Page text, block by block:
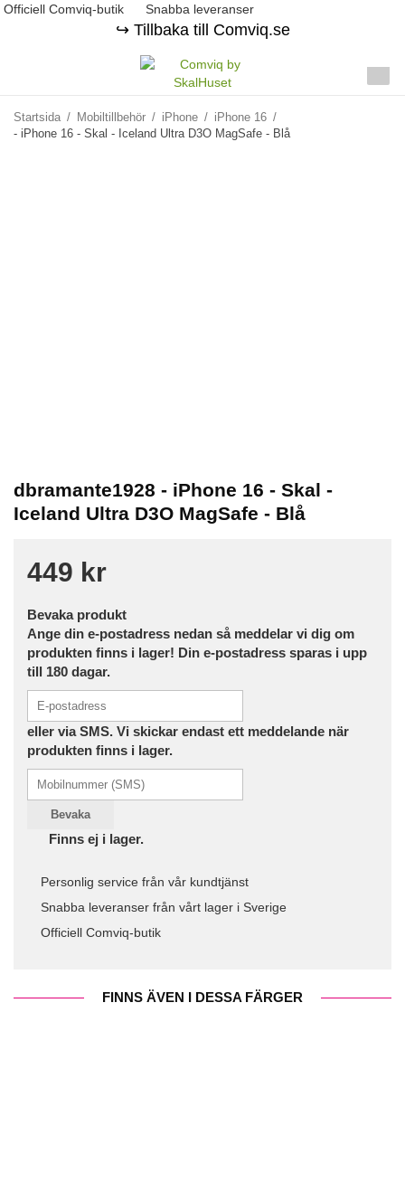
Officiell Comviq-butik Snabba leveranser
↪️ Tillbaka till Comviq.se
Startsida / Mobiltillbehör / iPhone / iPhone 16 /
- iPhone 16 - Skal - Iceland Ultra D3O MagSafe - Blå
dbramante1928 - iPhone 16 - Skal -
Iceland Ultra D3O MagSafe - Blå
449 kr
Bevaka produkt
Ange din e-postadress nedan så meddelar vi dig om
produkten finns i lager! Din e-postadress sparas i upp
till 180 dagar.
eller via SMS. Vi skickar endast ett meddelande när
produkten finns i lager.
Bevaka
Finns ej i lager.
Personlig service från vår kundtjänst
Snabba leveranser från vårt lager i Sverige
Officiell Comviq-butik
FINNS ÄVEN I DESSA FÄRGER